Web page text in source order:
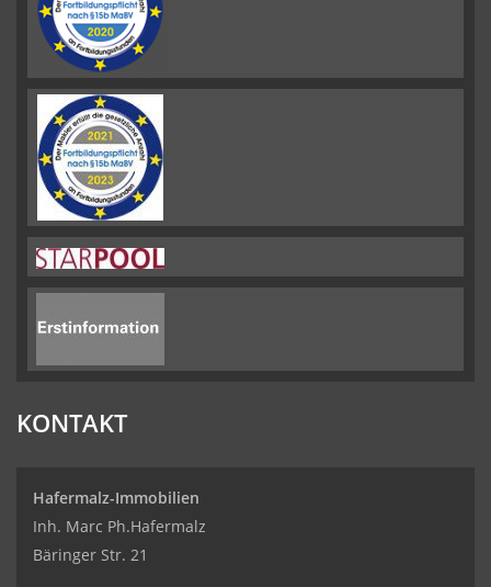
KONTAKT
Hafermalz-Immobilien
Inh. Marc Ph.Hafermalz
Bäringer Str. 21